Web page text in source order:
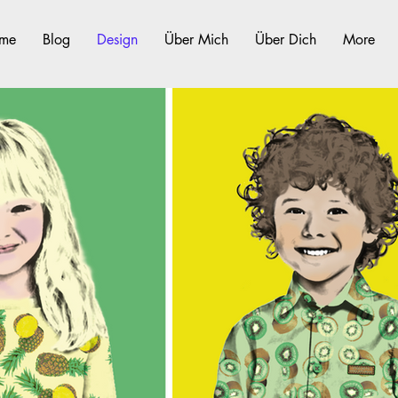
Blog Design Über Mich Über Dich More